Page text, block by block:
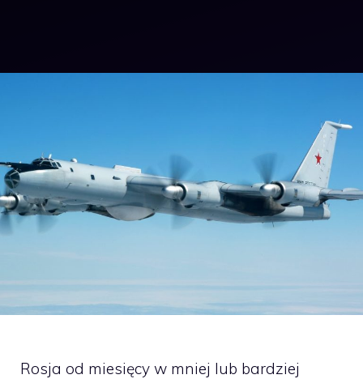
Rosja od miesięcy w mniej lub bardziej